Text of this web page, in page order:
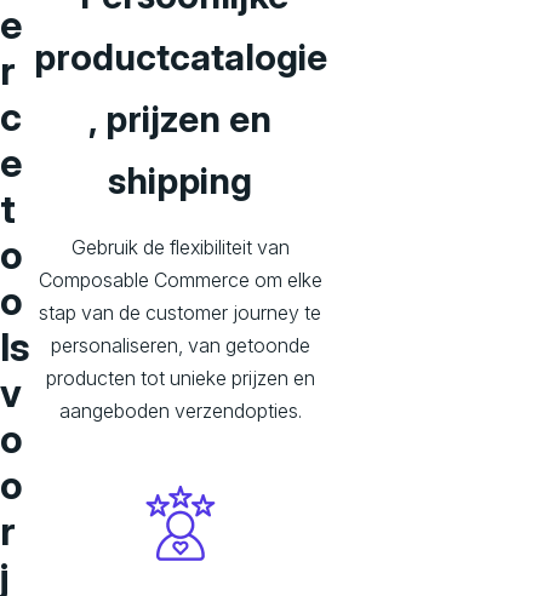
e
r
c
e
t
o
o
ls
v
o
o
r
j
productcatalogie
, prijzen en
shipping
Gebruik de flexibiliteit van
Composable Commerce om elke
stap van de customer journey te
personaliseren, van getoonde
producten tot unieke prijzen en
aangeboden verzendopties.